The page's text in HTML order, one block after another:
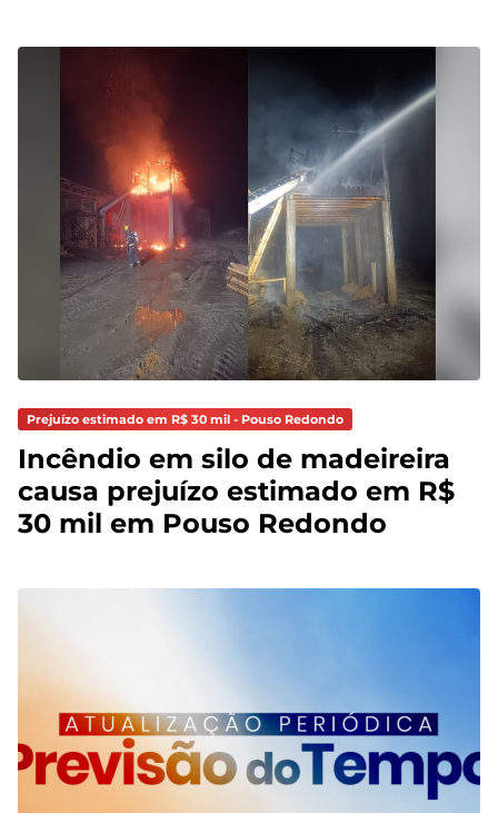
Prejuízo estimado em R$ 30 mil - Pouso Redondo
Incêndio em silo de madeireira
causa prejuízo estimado em R$
30 mil em Pouso Redondo